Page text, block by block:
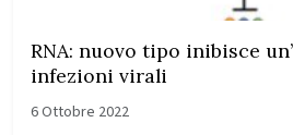
RNA: nuovo tipo inibisce
infezioni virali
6 Ottobre 2022